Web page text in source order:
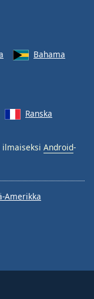
Bahama
Ranska
Android-
Amerikka